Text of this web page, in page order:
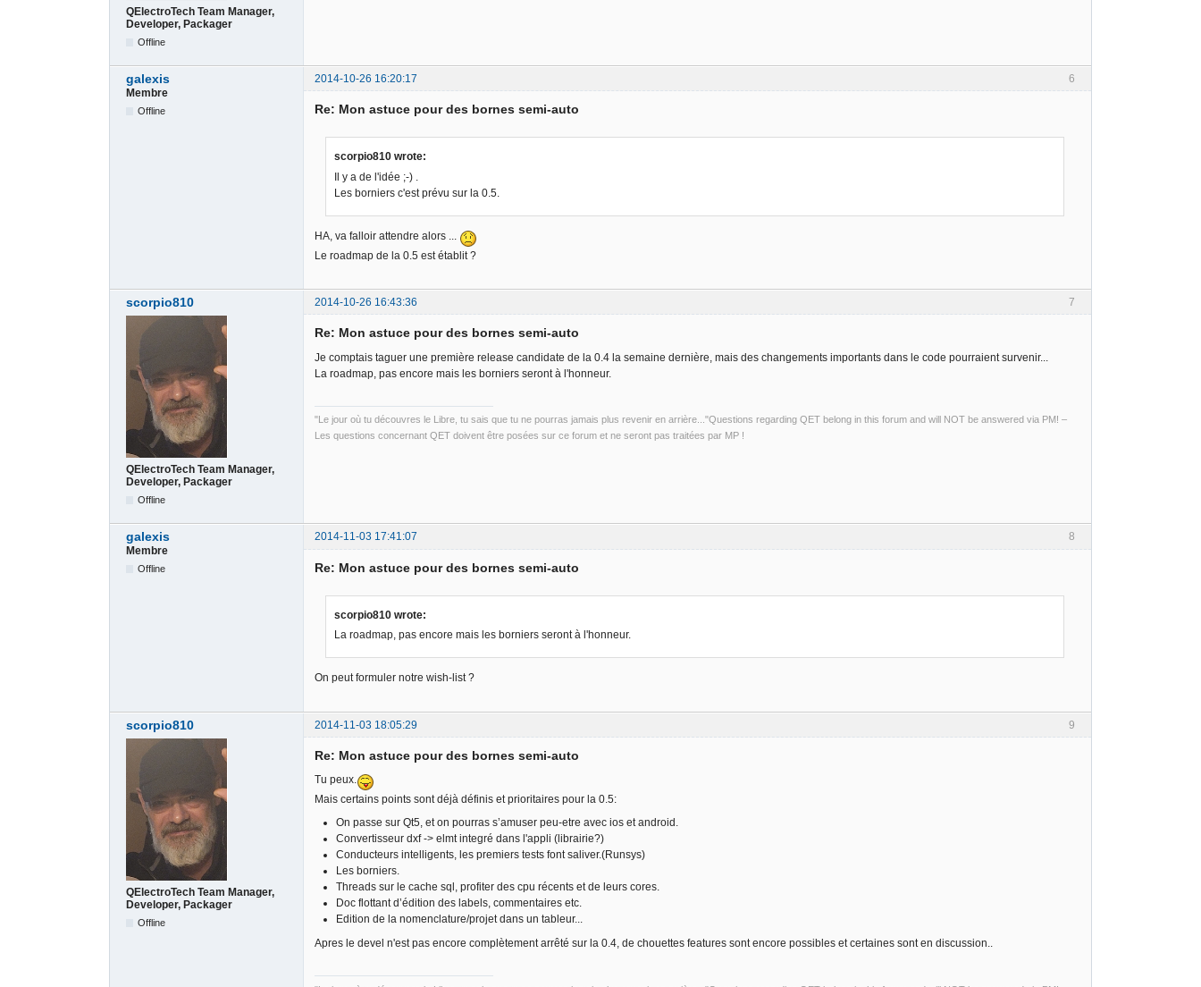
QElectroTech Team Manager,
Developer, Packager
Offline
6
galexis
2014-10-26 16:20:17
Membre
Offline Re: Mon astuce pour des bornes semi-auto
scorpio810 wrote:
Il y a de l'idée ;-) .
Les borniers c'est prévu sur la 0.5.
HA, va falloir attendre alors ...
Le roadmap de la 0.5 est établit ?
7
scorpio810 2014-10-26 16:43:36
QElectroTech Team Manager,
Developer, Packager
Offline
Re: Mon astuce pour des bornes semi-auto
Je comptais taguer une première release candidate de la 0.4 la semaine dernière, mais des changements importants dans le code pourraient survenir...
La roadmap, pas encore mais les borniers seront à l'honneur.
"Le jour où tu découvres le Libre, tu sais que tu ne pourras jamais plus revenir en arrière..."Questions regarding QET belong in this forum and will NOT be answered via PM! –
Les questions concernant QET doivent être posées sur ce forum et ne seront pas traitées par MP !
8
galexis
2014-11-03 17:41:07
Membre
Offline Re: Mon astuce pour des bornes semi-auto
scorpio810 wrote:
La roadmap, pas encore mais les borniers seront à l'honneur.
On peut formuler notre wish-list ?
9
scorpio810 2014-11-03 18:05:29
QElectroTech Team Manager,
Developer, Packager
Offline
Re: Mon astuce pour des bornes semi-auto
Tu peux.
Mais certains points sont déjà définis et prioritaires pour la 0.5:
On passe sur Qt5, et on pourras s’amuser peu-etre avec ios et android.
Convertisseur dxf -> elmt integré dans l'appli (librairie?)
Conducteurs intelligents, les premiers tests font saliver.(Runsys)
Les borniers.
Threads sur le cache sql, profiter des cpu récents et de leurs cores.
Doc flottant d’édition des labels, commentaires etc.
Edition de la nomenclature/projet dans un tableur...
Apres le devel n'est pas encore complètement arrêté sur la 0.4, de chouettes features sont encore possibles et certaines sont en discussion..